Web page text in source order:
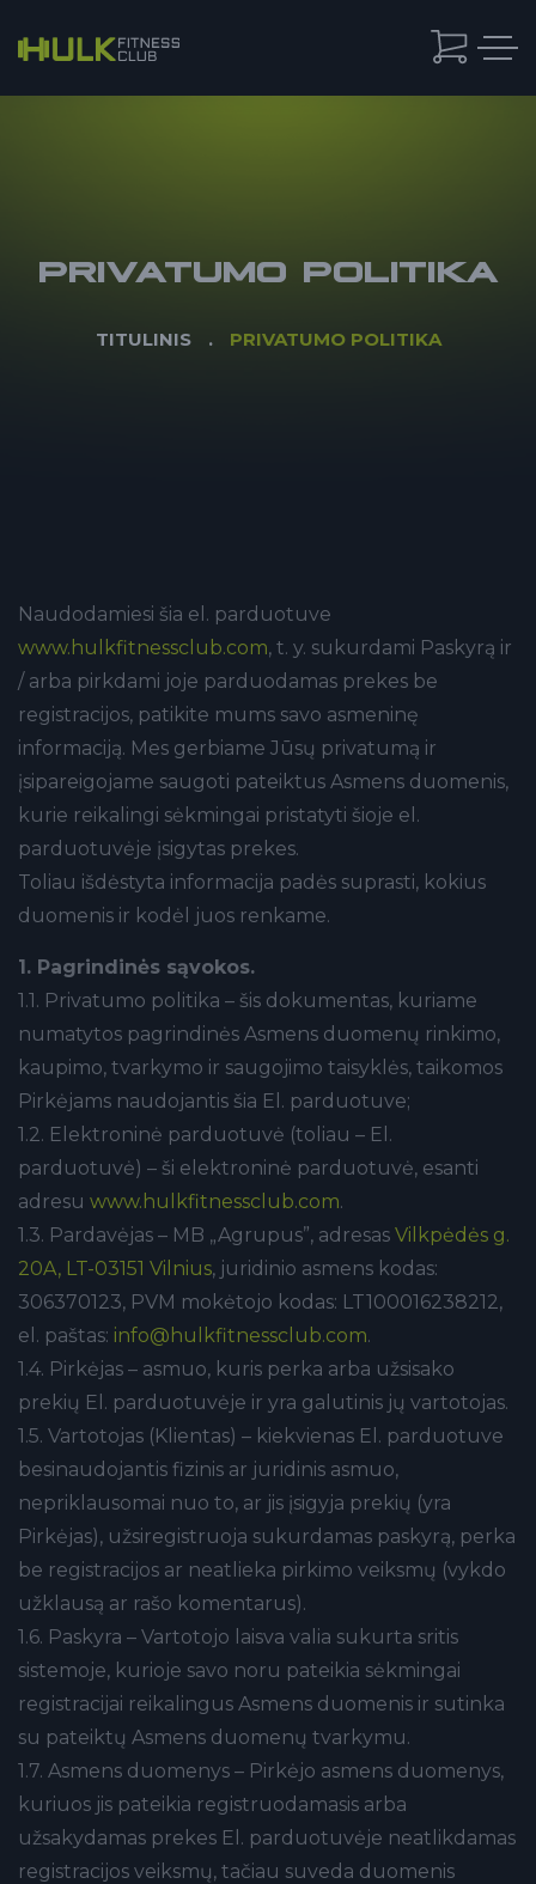
PRIVATUMO POLITIKA
TITULINIS PRIVATUMO POLITIKA
Naudodamiesi šia el. parduotuve
www.hulkfitnessclub.com, t. y. sukurdami Paskyrą ir
/ arba pirkdami joje parduodamas prekes be
registracijos, patikite mums savo asmeninę
informaciją. Mes gerbiame Jūsų privatumą ir
įsipareigojame saugoti pateiktus Asmens duomenis,
kurie reikalingi sėkmingai pristatyti šioje el.
parduotuvėje įsigytas prekes.
Toliau išdėstyta informacija padės suprasti, kokius
duomenis ir kodėl juos renkame.
1. Pagrindinės sąvokos.
1.1. Privatumo politika – šis dokumentas, kuriame
numatytos pagrindinės Asmens duomenų rinkimo,
kaupimo, tvarkymo ir saugojimo taisyklės, taikomos
Pirkėjams naudojantis šia El. parduotuve;
1.2. Elektroninė parduotuvė (toliau – El.
parduotuvė) – ši elektroninė parduotuvė, esanti
adresu www.hulkfitnessclub.com.
1.3. Pardavėjas – MB „Agrupus”, adresas Vilkpėdės g.
20A, LT-03151 Vilnius, juridinio asmens kodas:
306370123, PVM mokėtojo kodas: LT100016238212,
el. paštas: info@hulkfitnessclub.com.
1.4. Pirkėjas – asmuo, kuris perka arba užsisako
prekių El. parduotuvėje ir yra galutinis jų vartotojas.
1.5. Vartotojas (Klientas) – kiekvienas El. parduotuve
besinaudojantis fizinis ar juridinis asmuo,
nepriklausomai nuo to, ar jis įsigyja prekių (yra
Pirkėjas), užsiregistruoja sukurdamas paskyrą, perka
be registracijos ar neatlieka pirkimo veiksmų (vykdo
užklausą ar rašo komentarus).
1.6. Paskyra – Vartotojo laisva valia sukurta sritis
sistemoje, kurioje savo noru pateikia sėkmingai
registracijai reikalingus Asmens duomenis ir sutinka
su pateiktų Asmens duomenų tvarkymu.
1.7. Asmens duomenys – Pirkėjo asmens duomenys,
kuriuos jis pateikia registruodamasis arba
užsakydamas prekes El. parduotuvėje neatlikdamas
registracijos veiksmų, tačiau suveda duomenis